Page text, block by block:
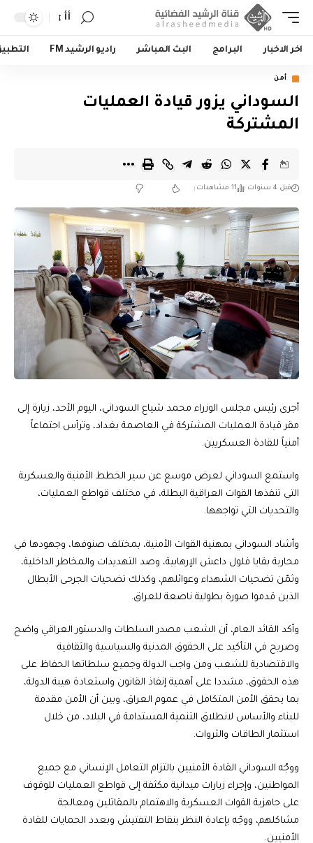
أأ
اخر الاخبار البرامج البث المباشر راديو الرشيد FM
أمن
السوداني يزور قيادة العمليات
المشتركة
قبل 4 سنوات 11 مشاهدات
أجرى رئيس مجلس الوزراء محمد شياع السوداني، اليوم الأحد، زيارة إلى
مقر قيادة العمليات المشتركة في العاصمة بغداد، وترأس اجتماعاً
أمنياً للقادة العسكريين.
واستمع السوداني لعرض موسع عن سير الخطط الأمنية والعسكرية
التي تنفذها القوات العراقية البطلة، في مختلف قواطع العمليات،
والتحديات التي تواجهها.
وأشاد السوداني بمهنية القوات الأمنية، بمختلف صنوفها، وجهودها في
محاربة بقايا فلول داعش الإرهابية، وصد التهديدات والمخاطر الداخلية،
وثمّن تضحيات الشهداء وعوائلهم، وكذلك تضحيات الجرحى الأبطال
الذين قدموا صورة بطولية ناصعة للعراق.
وأكد القائد العام، أن الشعب مصدر السلطات والدستور العراقي واضح
وصريح في التأكيد على الحقوق المدنية والسياسية والثقافية
والاقتصادية للشعب ومن واجب الدولة وجميع سلطاتها الحفاظ على
هذه الحقوق، مشددا على أهمية إنفاذ القانون واستعادة هيبة الدولة،
بما يحقق الأمن المتكامل في عموم العراق، وبين أن الأمن مقدمة
للبناء والأساس لانطلاق التنمية المستدامة في البلاد، من خلال
استثمار الطاقات والثروات.
ووجّه السوداني القادة الأمنيين بالتزام التعامل الإنساني مع جميع
المواطنين، وإجراء زيارات ميدانية مكثفة إلى قواطع العمليات للوقوف
على جاهزية القوات العسكرية والاهتمام بالمقاتلين ومعالجة
مشاكلهم، ووجّه بإعادة النظر بنقاط التفتيش وبعدد الحمايات للقادة
الأمنيين.